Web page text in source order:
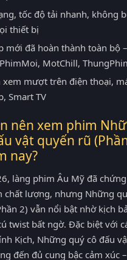
tốc độ tải nhanh, không
thiết bị
mới đã hoàn thành toàn bộ
MotChill,
xem mượt trên điện thoại,
Smart TV
nên xem phim
vật quyến rũ
nay?
làng phim Âu Mỹ đã
chất lượng, nhưng Những
2) vẫn nổi bật nhờ kịch
twist bất ngờ. Đặc biệt với
Kịch, Những quý cô đấu
đến đủ cung bậc cảm xúc